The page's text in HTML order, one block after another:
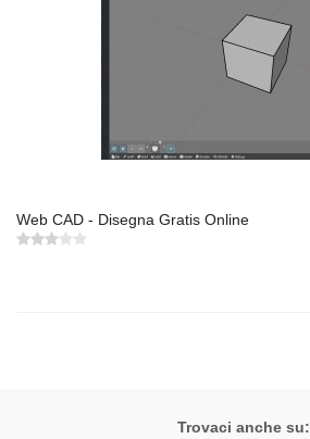
Web CAD - Disegna Gratis Online
Trovaci anche su: